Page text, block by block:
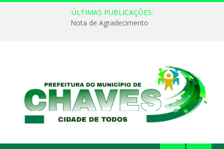
ÚLTIMAS PUBLICAÇÕES:
Nota de Agradecimento